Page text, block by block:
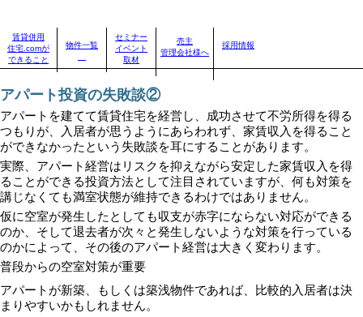
自分に合った賃貸併用住宅を見つけよう！｜>賃貸併用住宅のお役立ちコラム
敗談②
アパート投資の失敗談②
アパートを建てて賃貸住宅を経営し、成功させて不労所得を得る
つもりが、入居者が思うようにあらわれず、家賃収入を得ること
ができなかったという失敗談を耳にすることがあります。
実際、アパート経営はリスクを抑えながら安定した家賃収入を得
ることができる投資方法として注目されていますが、何も対策を
講じなくても満室状態が維持できるわけではありません。
仮に空室が発生したとしても収支が赤字にならない対応ができる
のか、そして退去者が次々と発生しないような対策を行っている
のかによって、その後のアパート経営は大きく変わります。
普段からの空室対策が重要
アパートが新築、もしくは築浅物件であれば、比較的入居者は決
まりやすいかもしれません。
賃貸併用
住宅.comが
できること
物件一覧
セミナー
イベント
取材
売主
管理会社様へ
採用情報